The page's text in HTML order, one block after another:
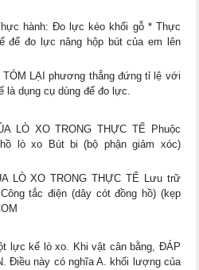
hành: Đo lực kéo khối gỗ * Thực
để đo lực nâng hộp bút của em lên
LẠI phương thẳng đứng tỉ lệ với
là dụng cụ dùng để đo lực.
LÒ XO TRONG THỰC TẾ Phuộc
lò xo Bút bi (bộ phận giảm xóc)
LÒ XO TRONG THỰC TẾ Lưu trữ
tắc điện (dây cót đồng hồ) (kẹp
lực kế lò xo. Khi vật cân bằng, ĐÁP
Điều này có nghĩa A. khối lượng của